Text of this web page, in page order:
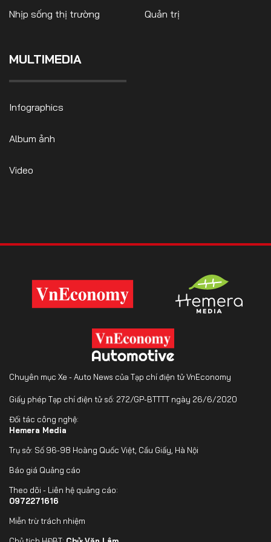
FOLLOW US
0972271616
Nhịp sống thị trường Quản trị
MULTIMEDIA
Infographics
Album ảnh
Video
Chuyên mục Xe - Auto News của Tạp chí điện tử VnEconomy
Giấy phép Tạp chí điện tử số: 272/GP-BTTTT ngày 26/6/2020
Đối tác công nghệ:
Hemera Media
Trụ sở: Số 96-98 Hoàng Quốc Việt, Cầu Giấy, Hà Nội
Báo giá Quảng cáo
Theo dõi - Liên hệ quảng cáo:
0972271616
Miễn trừ trách nhiệm